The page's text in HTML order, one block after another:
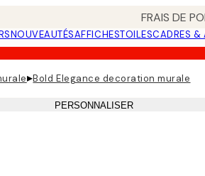
FRAIS DE
NOUVEAUTÉSAFFICHESTOILESCADRES &
▸Bold Elegance decoration murale
PERSONNALISER